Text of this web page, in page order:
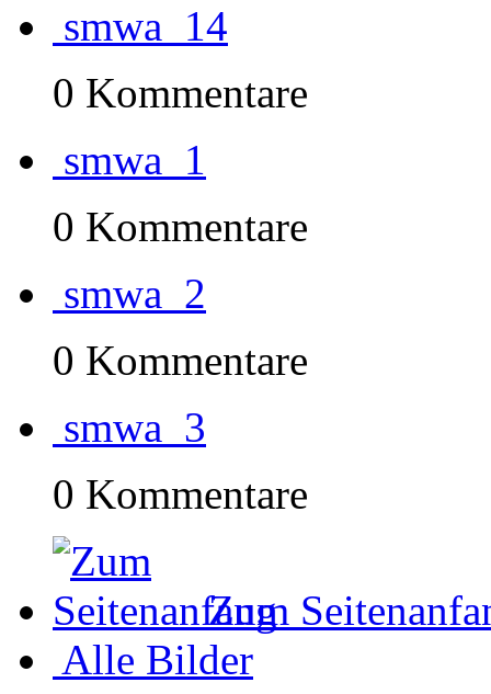
smwa_14
0 Kommentare
smwa_1
0 Kommentare
smwa_2
0 Kommentare
smwa_3
0 Kommentare
Zum
Alle Bilder